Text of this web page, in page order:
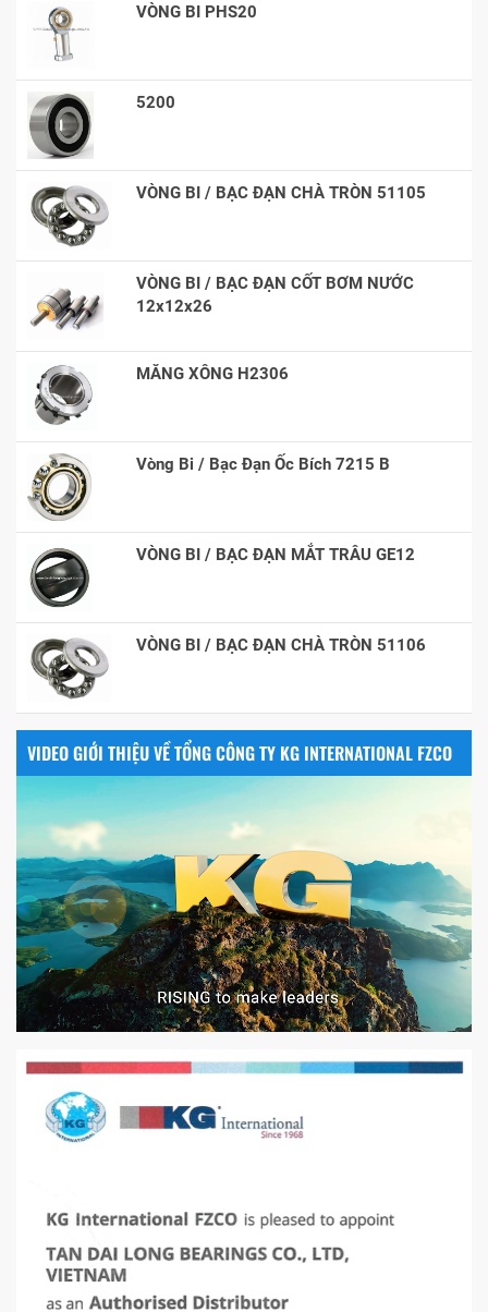
VÒNG BI PHS20
5200
VÒNG BI / BẠC ĐẠN CHÀ TRÒN 51105
VÒNG BI / BẠC ĐẠN CỐT BƠM NƯỚC
12x12x26
MĂNG XÔNG H2306
Vòng Bi / Bạc Đạn Ốc Bích 7215 B
VÒNG BI / BẠC ĐẠN MẮT TRÂU GE12
VÒNG BI / BẠC ĐẠN CHÀ TRÒN 51106
VIDEO GIỚI THIỆU VỀ TỔNG CÔNG TY KG INTERNATIONAL FZCO